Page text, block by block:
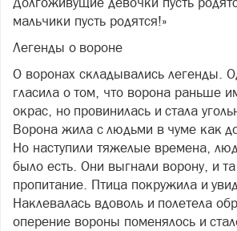
мальчики пусть родятся!»
Легенды о вороне
О воронах складывались легенды.
гласила о том, что ворона раньше
окрас, но провинилась и стала
Ворона жила с людьми в чуме как
Но наступили тяжелые времена,
было есть. Они выгнали ворону, и та
пропитание. Птица покружила и
Наклевалась вдоволь и полетела
оперение вороны поменялось и